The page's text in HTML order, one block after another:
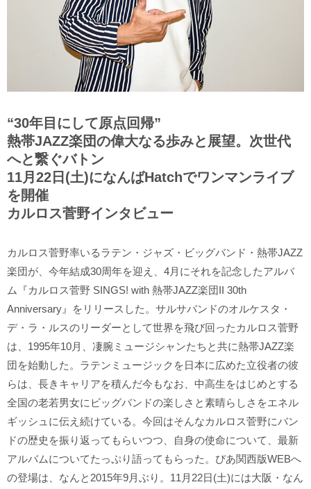
“30年目にして原点回帰”
熱帯JAZZ楽団の偉大なる歩みと展望。次世代
へと繋ぐバトン
11月22日(土)になんばHatchでワンマンライブ
を開催
カルロス菅野インタビュー
カルロス菅野率いるラテン・ジャズ・ビッグバンド・熱帯JAZZ
楽団が、今年結成30周年を迎え、4月にそれを記念したアルバ
ム『カルロス菅野 SINGS! with 熱帯JAZZ楽団II 30th
Anniversary』をリリースした。サルサバンドのオルケスタ・
デ・ラ・ルスのリーダーとして世界を飛び回ったカルロス菅野
は、1995年10月、凄腕ミュージシャンたちと共に熱帯JAZZ楽
団を始動した。ラテンミュージックを日本に広めた立役者の彼
らは、長きキャリアを積んだ今もなお、中高生をはじめとする
全国の老若男女にビッグバンドの楽しさと素晴らしさをエネル
ギッシュに伝え続けている。今回はそんなカルロス菅野にバン
ドの歴史を振り返ってもらいつつ、自身の使命について、最新
アルバムについてたっぷり語ってもらった。ぴあ関西版WEBへ
の登場は、なんと2015年9月ぶり。11月22日(土)には大阪・なん